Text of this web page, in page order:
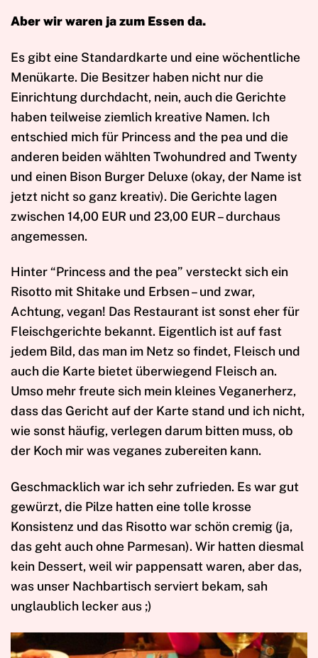
Aber wir waren ja zum Essen da.
Es gibt eine Standardkarte und eine wöchentliche
Menükarte. Die Besitzer haben nicht nur die
Einrichtung durchdacht, nein, auch die Gerichte
haben teilweise ziemlich kreative Namen. Ich
entschied mich für Princess and the pea und die
anderen beiden wählten Twohundred and Twenty
und einen Bison Burger Deluxe (okay, der Name ist
jetzt nicht so ganz kreativ). Die Gerichte lagen
zwischen 14,00 EUR und 23,00 EUR – durchaus
angemessen.
Hinter “Princess and the pea” versteckt sich ein
Risotto mit Shitake und Erbsen – und zwar,
Achtung, vegan! Das Restaurant ist sonst eher für
Fleischgerichte bekannt. Eigentlich ist auf fast
jedem Bild, das man im Netz so findet, Fleisch und
auch die Karte bietet überwiegend Fleisch an.
Umso mehr freute sich mein kleines Veganerherz,
dass das Gericht auf der Karte stand und ich nicht,
wie sonst häufig, verlegen darum bitten muss, ob
der Koch mir was veganes zubereiten kann.
Geschmacklich war ich sehr zufrieden. Es war gut
gewürzt, die Pilze hatten eine tolle krosse
Konsistenz und das Risotto war schön cremig (ja,
das geht auch ohne Parmesan). Wir hatten diesmal
kein Dessert, weil wir pappensatt waren, aber das,
was unser Nachbartisch serviert bekam, sah
unglaublich lecker aus ;)